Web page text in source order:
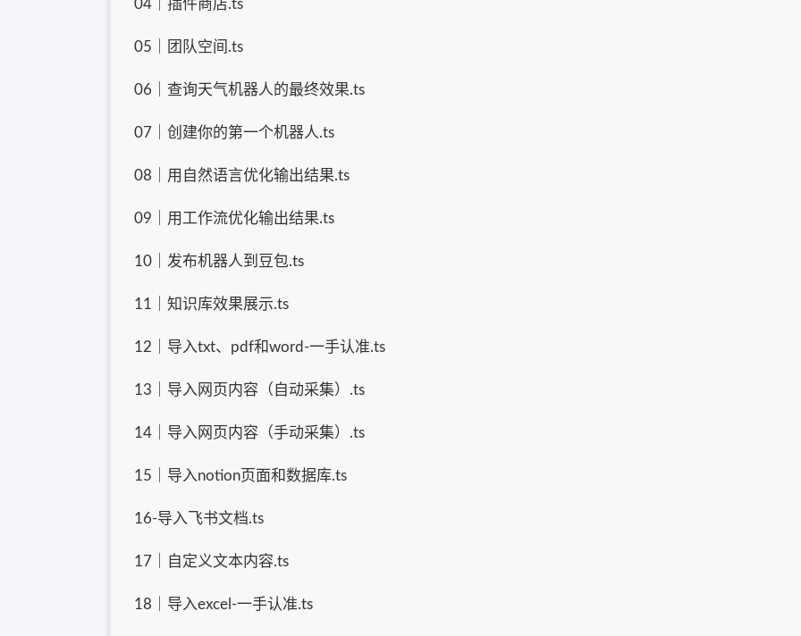
04｜插件商店.ts
05｜团队空间.ts
06｜查询天气机器人的最终效果.ts
07｜创建你的第一个机器人.ts
08｜用自然语言优化输出结果.ts
09｜用工作流优化输出结果.ts
10｜发布机器人到豆包.ts
11｜知识库效果展示.ts
12｜导入txt、pdf和word-一手认准.ts
13｜导入网页内容（自动采集）.ts
14｜导入网页内容（手动采集）.ts
15｜导入notion页面和数据库.ts
16-导入飞书文档.ts
17｜自定义文本内容.ts
18｜导入excel-一手认准.ts